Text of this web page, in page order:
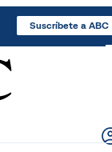
Suscríbete a ABC